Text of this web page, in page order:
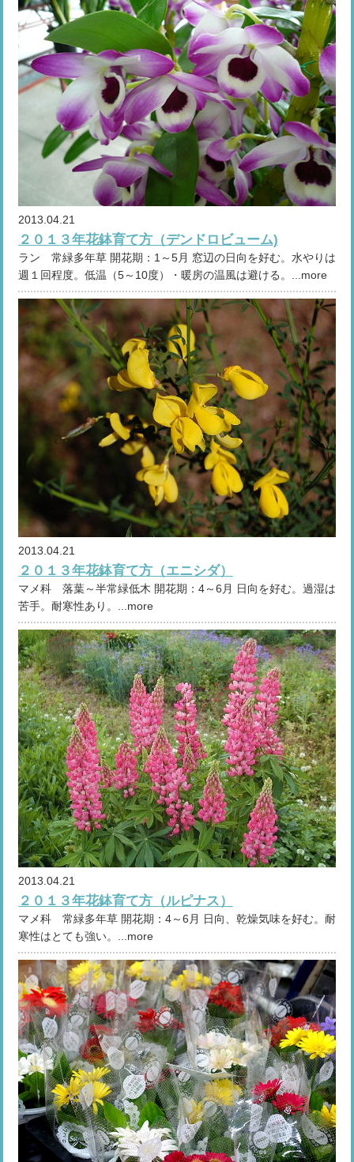
2013.04.21
２０１３年花鉢育て方（デンドロビューム)
ラン 常緑多年草 開花期：1～5月 窓辺の日向を好む。水やりは
週１回程度。低温（5～10度）・暖房の温風は避ける。...more
2013.04.21
２０１３年花鉢育て方（エニシダ）
マメ科 落葉～半常緑低木 開花期：4～6月 日向を好む。過湿は
苦手。耐寒性あり。...more
2013.04.21
２０１３年花鉢育て方（ルピナス）
マメ科 常緑多年草 開花期：4～6月 日向、乾燥気味を好む。耐
寒性はとても強い。...more